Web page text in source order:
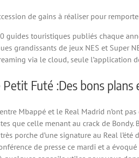
de gains à réaliser pour
guides touristiques publiés chaque
grandissants de jeux NES et Super
via le cloud, seule l’application
Futé :Des bons
Mbappé et le Real Madrid n’ont
que celle menant au crack de
porche d’une signature au Real
de presse ce mardi et a